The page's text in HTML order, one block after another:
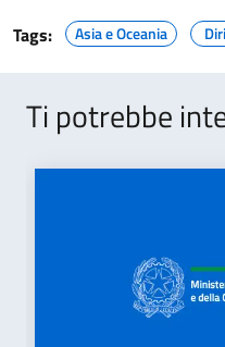
Tags:
Asia e Oceania
Ti potrebbe